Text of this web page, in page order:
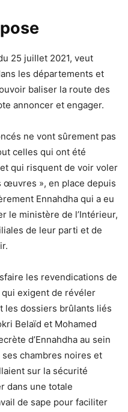
25 juillet 2021, veut
les départements et
baliser la route des
annoncer et engager.
ne vont sûrement pas
celles qui ont été
qui risquent de voir voler
œuvres », en place depuis
Ennahdha qui a eu
le ministère de l’Intérieur,
de leur parti et de
les revendications de
exigent de révéler
les dossiers brûlants liés
Belaïd et Mohamed
d’Ennahdha au sein
chambres noires et
sur la sécurité
dans une totale
de sape pour faciliter